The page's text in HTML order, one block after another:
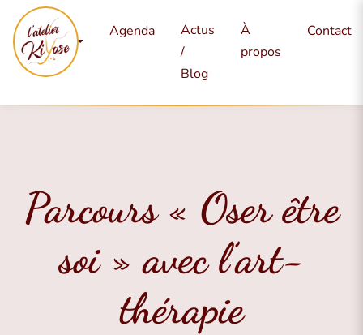
Mes
services
Agenda
Actus
/
Blog
À
propos
Contact
Parcours « Oser être
soi » avec l’art-
thérapie